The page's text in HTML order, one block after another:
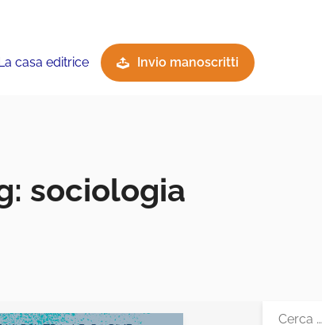
casa editrice Invio manoscritti
sociologia